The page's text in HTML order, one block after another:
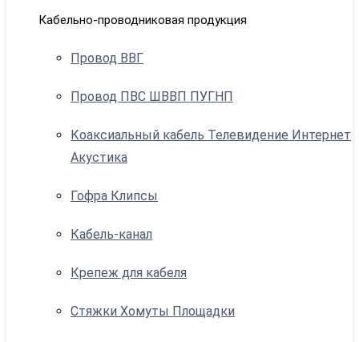
Кабельно-проводниковая продукция
Провод ВВГ
Провод ПВС ШВВП ПУГНП
Коаксиальный кабель Телевидение Интернет
Акустика
Гофра Клипсы
Кабель-канал
Крепеж для кабеля
Стяжки Хомуты Площадки